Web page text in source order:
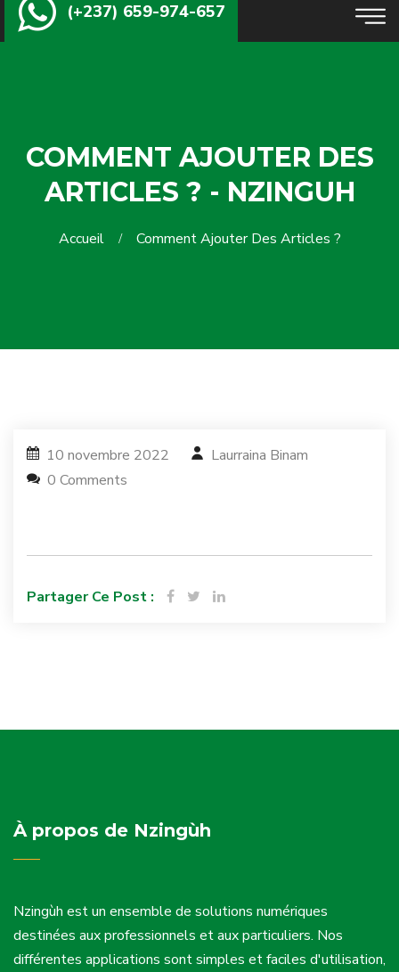
(+237) 659-974-657
COMMENT AJOUTER DES
ARTICLES ? - NZINGUH
Accueil Comment Ajouter Des Articles ?
10 novembre 2022
Laurraina Binam
0 Comments
Partager Ce Post :
À propos de Nzingùh
Nzingùh est un ensemble de solutions numériques
destinées aux professionnels et aux particuliers. Nos
différentes applications sont simples et faciles d'utilisation,